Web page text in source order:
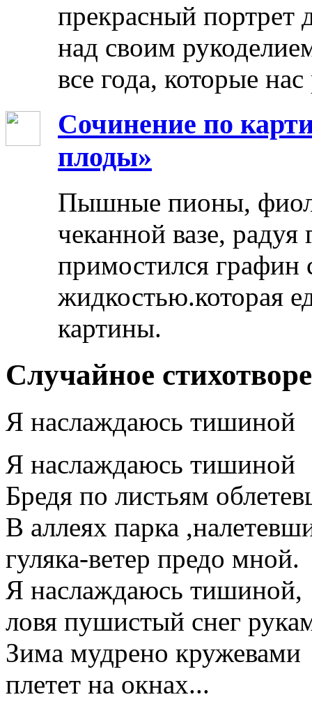
прекрасный портрет
над своим
все года, которые
Сочинение по
плоды»
Пышные пионы,
чеканной вазе,
примостился графин
жидкостью.которая
картины.
Случайное
Я наслаждаюсь тишиной
Я наслаждаюсь тишиной
Бредя по листьям
В аллеях парка
гуляка-ветер предо мной.
Я наслаждаюсь тишиной,
ловя пушистый снег
Зима мудрено кружевами
плетет на окнах...